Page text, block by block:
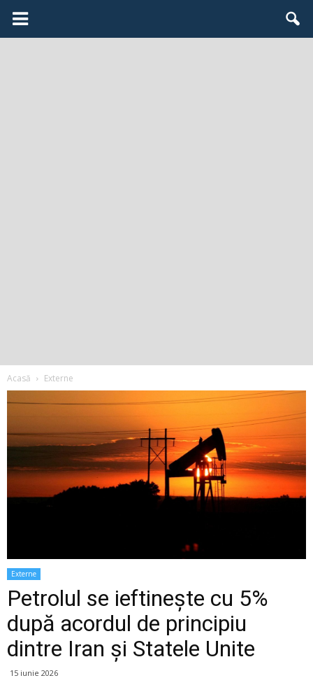
Acasă Externe
Externe
Petrolul se ieftinește cu 5%
după acordul de principiu
dintre Iran și Statele Unite
15 iunie 2026